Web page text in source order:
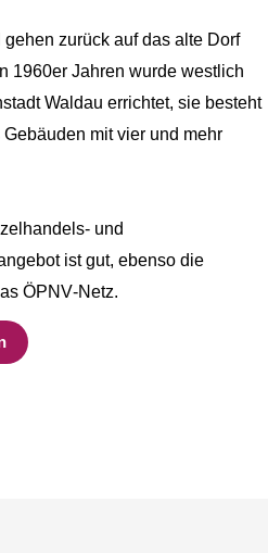
zurück auf das alte Dorf
1960er Jahren wurde westlich
Waldau errichtet, sie besteht
mit vier und mehr
und
ist gut, ebenso die
ÖPNV‐Netz.